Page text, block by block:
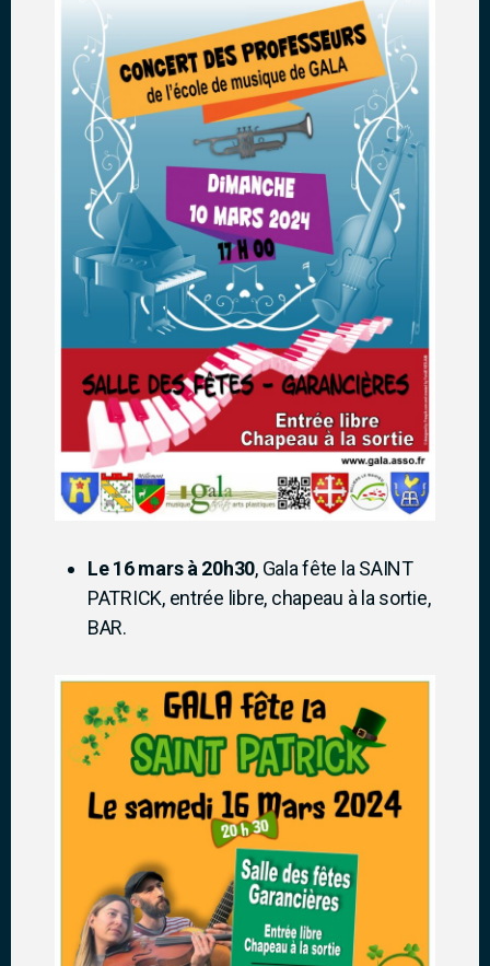
Le 16 mars à 20h30, Gala fête la SAINT
PATRICK, entrée libre, chapeau à la sortie,
BAR.